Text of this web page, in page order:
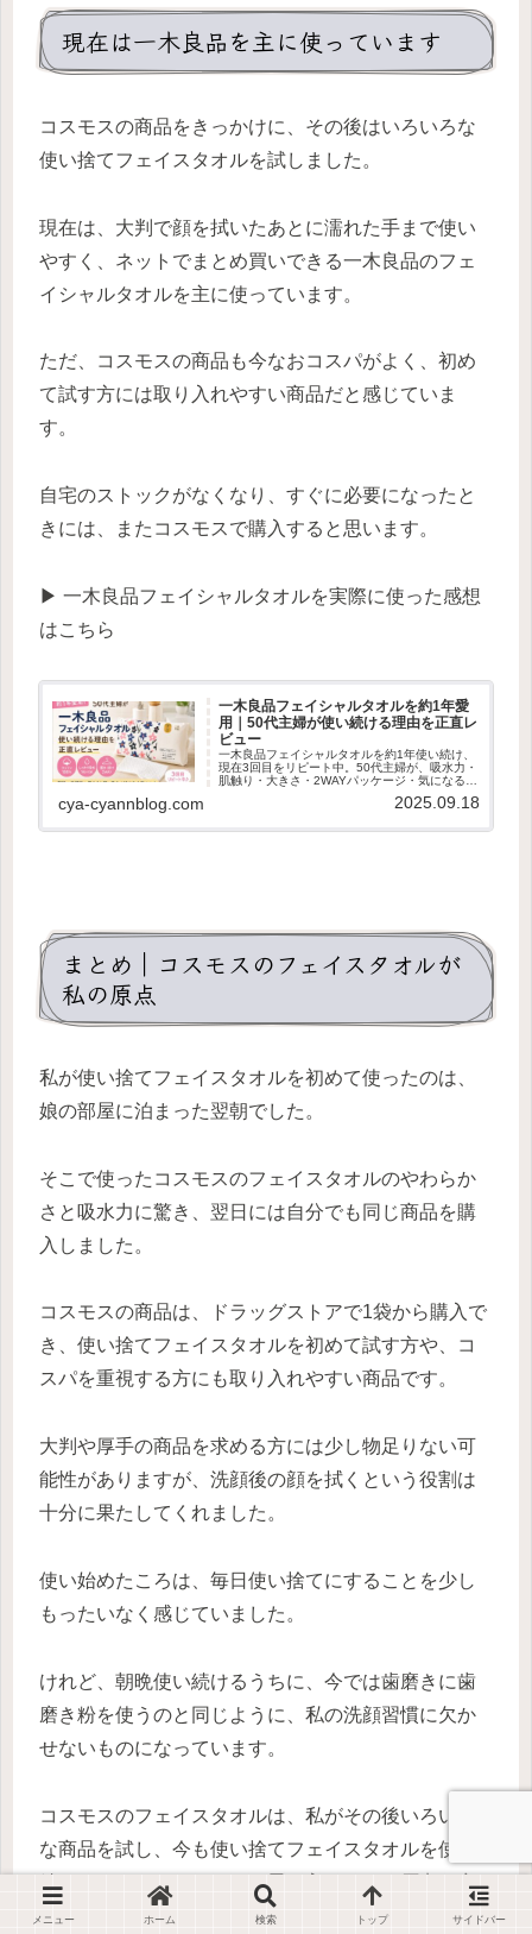
現在は一木良品を主に使っています
コスモスの商品をきっかけに、その後はいろいろな
使い捨てフェイスタオルを試しました。
現在は、大判で顔を拭いたあとに濡れた手まで使い
やすく、ネットでまとめ買いできる一木良品のフェ
イシャルタオルを主に使っています。
ただ、コスモスの商品も今なおコスパがよく、初め
て試す方には取り入れやすい商品だと感じていま
す。
自宅のストックがなくなり、すぐに必要になったと
きには、またコスモスで購入すると思います。
▶ 一木良品フェイシャルタオルを実際に使った感想
はこちら
一木良品フェイシャルタオルを約1年愛
用｜50代主婦が使い続ける理由を正直レ
ビュー
一木良品フェイシャルタオルを約1年使い続け、
現在3回目をリピート中。50代主婦が、吸水力・
肌触り・大きさ・2WAYパッケージ・気になる点
cya-cyannblog.com 2025.09.18
まとめ｜コスモスのフェイスタオルが
私の原点
私が使い捨てフェイスタオルを初めて使ったのは、
娘の部屋に泊まった翌朝でした。
そこで使ったコスモスのフェイスタオルのやわらか
さと吸水力に驚き、翌日には自分でも同じ商品を購
入しました。
コスモスの商品は、ドラッグストアで1袋から購入で
き、使い捨てフェイスタオルを初めて試す方や、コ
スパを重視する方にも取り入れやすい商品です。
大判や厚手の商品を求める方には少し物足りない可
能性がありますが、洗顔後の顔を拭くという役割は
十分に果たしてくれました。
使い始めたころは、毎日使い捨てにすることを少し
もったいなく感じていました。
けれど、朝晩使い続けるうちに、今では歯磨きに歯
磨き粉を使うのと同じように、私の洗顔習慣に欠か
せないものになっています。
コスモスのフェイスタオルは、私がその後いろいろ
な商品を試し、今も使い捨てフェイスタオルを使い
続けるきっかけになった、思い入れのある原点の商
品です。
メニュー ホーム 検索 トップ サイドバー